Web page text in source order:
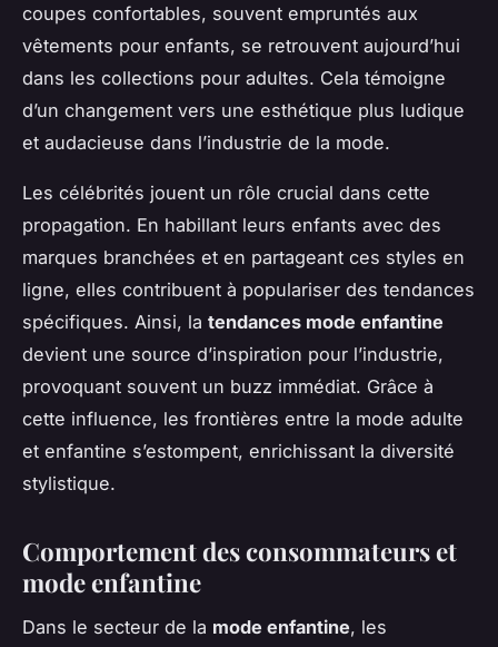
coupes confortables, souvent empruntés aux
vêtements pour enfants, se retrouvent aujourd’hui
dans les collections pour adultes. Cela témoigne
d’un changement vers une esthétique plus ludique
et audacieuse dans l’industrie de la mode.
Les célébrités jouent un rôle crucial dans cette
propagation. En habillant leurs enfants avec des
marques branchées et en partageant ces styles en
ligne, elles contribuent à populariser des tendances
spécifiques. Ainsi, la tendances mode enfantine
devient une source d’inspiration pour l’industrie,
provoquant souvent un buzz immédiat. Grâce à
cette influence, les frontières entre la mode adulte
et enfantine s’estompent, enrichissant la diversité
stylistique.
Comportement des consommateurs et
mode enfantine
Dans le secteur de la mode enfantine, les